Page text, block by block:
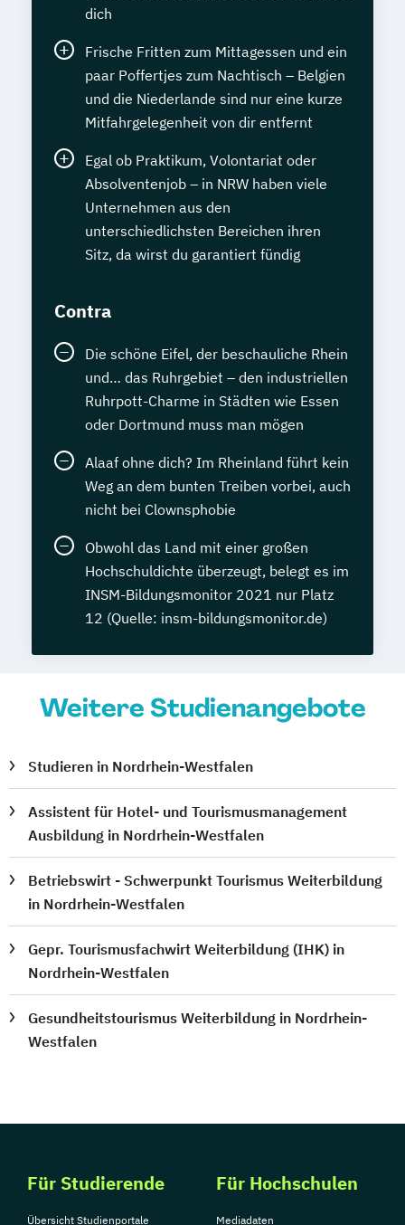
dich
Frische Fritten zum Mittagessen und ein
paar Poffertjes zum Nachtisch – Belgien
und die Niederlande sind nur eine kurze
Mitfahrgelegenheit von dir entfernt
Egal ob Praktikum, Volontariat oder
Absolventenjob – in NRW haben viele
Unternehmen aus den
unterschiedlichsten Bereichen ihren
Sitz, da wirst du garantiert fündig
Contra
Die schöne Eifel, der beschauliche Rhein
und… das Ruhrgebiet – den industriellen
Ruhrpott-Charme in Städten wie Essen
oder Dortmund muss man mögen
Alaaf ohne dich? Im Rheinland führt kein
Weg an dem bunten Treiben vorbei, auch
nicht bei Clownsphobie
Obwohl das Land mit einer großen
Hochschuldichte überzeugt, belegt es im
INSM-Bildungsmonitor 2021 nur Platz
12 (Quelle: insm-bildungsmonitor.de)
Weitere Studienangebote
Studieren in Nordrhein-Westfalen
Assistent für Hotel- und Tourismusmanagement
Ausbildung in Nordrhein-Westfalen
Betriebswirt - Schwerpunkt Tourismus Weiterbildung
in Nordrhein-Westfalen
Gepr. Tourismusfachwirt Weiterbildung (IHK) in
Nordrhein-Westfalen
Gesundheitstourismus Weiterbildung in Nordrhein-
Westfalen
Für Studierende
Übersicht Studienportale
Für Hochschulen
Mediadaten